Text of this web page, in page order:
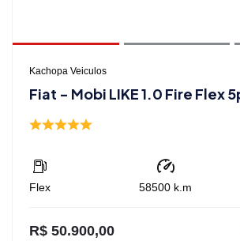
Kachopa Veiculos
Fiat - Mobi LIKE 1.0 Fire Flex
Flex 58500 k.m
R$ 50.900,00